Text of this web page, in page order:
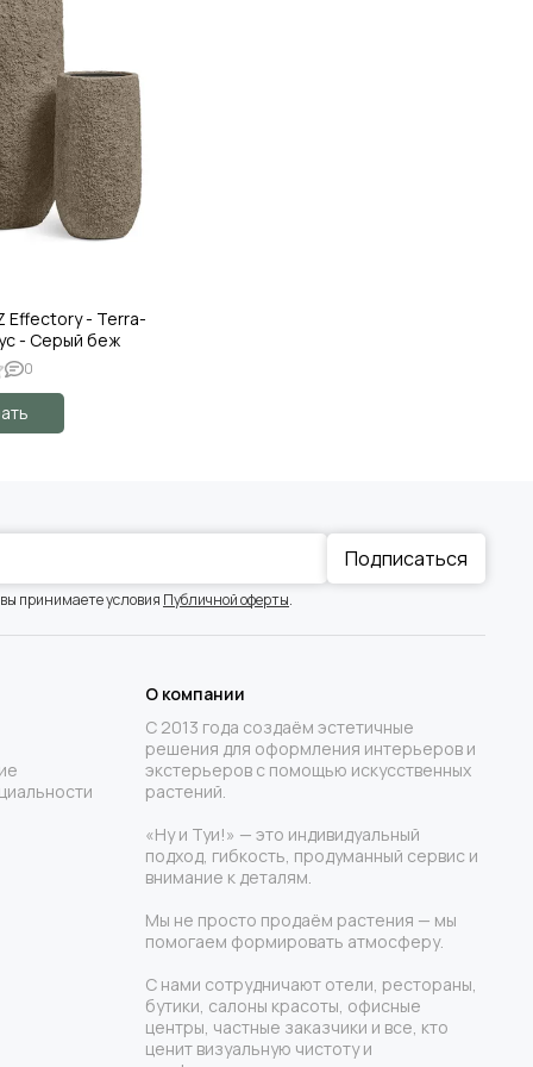
Effectory - Terra-
- Серый беж
0
Подписаться
принимаете условия Публичной оферты.
О компании
С 2013 года создаём эстетичные
решения для оформления интерьеров и
экстерьеров с помощью искусственных
растений.
«Ну и Туи!» — это индивидуальный
подход, гибкость, продуманный сервис и
внимание к деталям.
Мы не просто продаём растения — мы
помогаем формировать атмосферу.
С нами сотрудничают отели, рестораны,
бутики, салоны красоты, офисные
центры, частные заказчики и все, кто
ценит визуальную чистоту и